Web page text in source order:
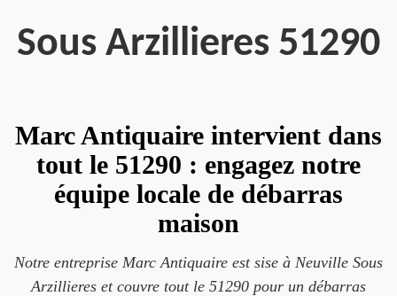
Sous Arzillieres 51290
Marc Antiquaire intervient dans
tout le 51290 : engagez notre
équipe locale de débarras
maison
Notre entreprise Marc Antiquaire est sise à Neuville Sous
Arzillieres et couvre tout le 51290 pour un débarras